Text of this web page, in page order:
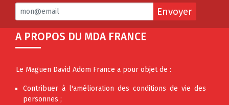
Envoyer
A PROPOS DU MDA FRANCE
Le Maguen David Adom France a pour objet de :
Contribuer à l'amélioration des conditions de vie des
personnes ;